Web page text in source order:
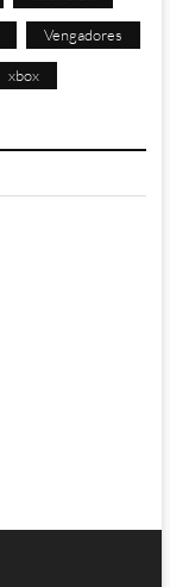
Vengadores
xbox